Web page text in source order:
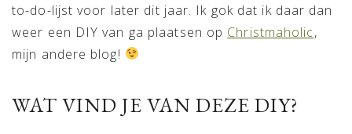
to-do-lijst voor later dit jaar. Ik gok dat ik daar dan
weer een DIY van ga plaatsen op Christmaholic,
mijn andere blog!
WAT VIND JE VAN DEZE DIY?